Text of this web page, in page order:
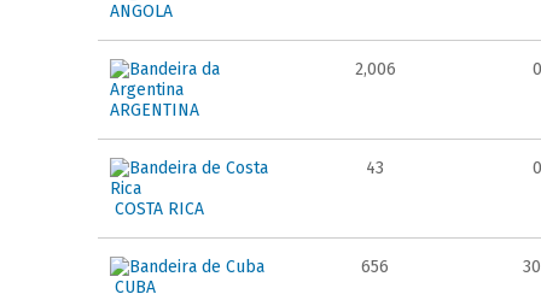
ANGOLA
ARGENTINA
2,006 0
COSTA RICA
43 0
CUBA
656